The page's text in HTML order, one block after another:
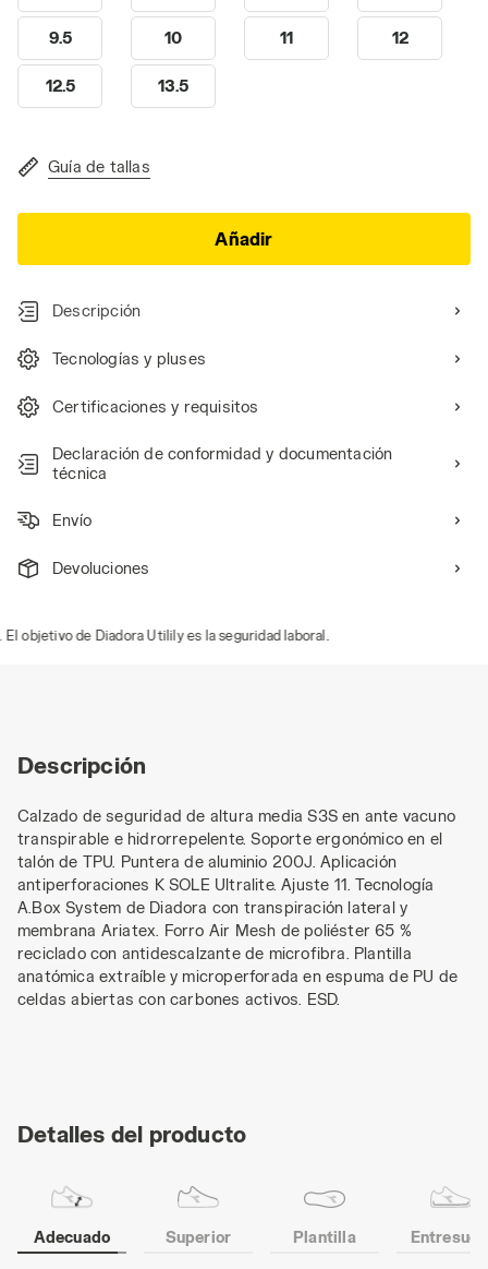
9.5 10 11 12
12.5 13.5
Guía de tallas
Añadir
Descripción
Tecnologías y pluses
Certificaciones y requisitos
Declaración de conformidad y documentación
técnica
Envío
Devoluciones
de Diadora Utilily es la seguridad laboral.
Descripción
Calzado de seguridad de altura media S3S en ante vacuno
transpirable e hidrorrepelente. Soporte ergonómico en el
talón de TPU. Puntera de aluminio 200J. Aplicación
antiperforaciones K SOLE Ultralite. Ajuste 11. Tecnología
A.Box System de Diadora con transpiración lateral y
membrana Ariatex. Forro Air Mesh de poliéster 65 %
reciclado con antidescalzante de microfibra. Plantilla
anatómica extraíble y microperforada en espuma de PU de
celdas abiertas con carbones activos. ESD.
Detalles del producto
Adecuado Superior Plantilla